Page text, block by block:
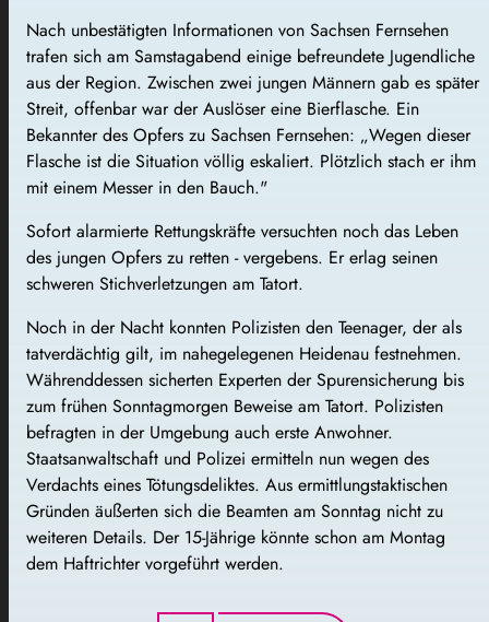
Nach unbestätigten Informationen von Sachsen Fernsehen
trafen sich am Samstagabend einige befreundete Jugendliche
aus der Region. Zwischen zwei jungen Männern gab es später
Streit, offenbar war der Auslöser eine Bierflasche. Ein
Bekannter des Opfers zu Sachsen Fernsehen: „Wegen dieser
Flasche ist die Situation völlig eskaliert. Plötzlich stach er ihm
mit einem Messer in den Bauch."
Sofort alarmierte Rettungskräfte versuchten noch das Leben
des jungen Opfers zu retten - vergebens. Er erlag seinen
schweren Stichverletzungen am Tatort.
Noch in der Nacht konnten Polizisten den Teenager, der als
tatverdächtig gilt, im nahegelegenen Heidenau festnehmen.
Währenddessen sicherten Experten der Spurensicherung bis
zum frühen Sonntagmorgen Beweise am Tatort. Polizisten
befragten in der Umgebung auch erste Anwohner.
Staatsanwaltschaft und Polizei ermitteln nun wegen des
Verdachts eines Tötungsdeliktes. Aus ermittlungstaktischen
Gründen äußerten sich die Beamten am Sonntag nicht zu
weiteren Details. Der 15-Jährige könnte schon am Montag
dem Haftrichter vorgeführt werden.